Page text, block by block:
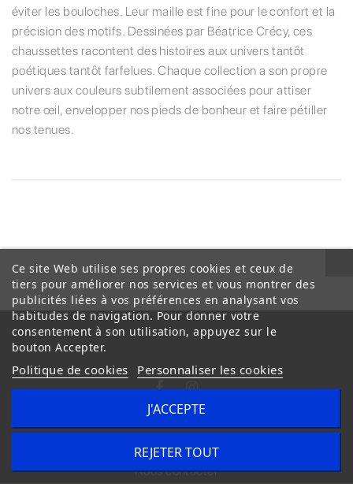
éviter les bouloches. Leur maille est fine pour le confort et la
précision des motifs. Dessinées par Béatrice Crécy, ces
chaussettes racontent des histoires aux univers tantôt
poétiques tantôt farfelues. Chaque collection a son propre
univers aux couleurs subtilement associées pour attiser
notre œil, envelopper nos pieds de bonheur et faire pétiller
nos tenues.
Conditions Générales de Vente
Nous contacter
Ce site Web utilise ses propres cookies et ceux de
tiers pour améliorer nos services et vous montrer des
publicités liées à vos préférences en analysant vos
habitudes de navigation. Pour donner votre
consentement à son utilisation, appuyez sur le
bouton Accepter.
Politique de cookies Personnaliser les cookies
REJETER TOUT
J'ACCEPTE